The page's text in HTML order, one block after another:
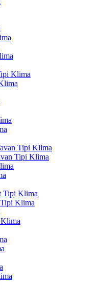
Klima
Tipi Klima
Tipi Klima
Tipi Klima
Klima